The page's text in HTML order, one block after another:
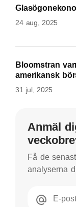
24 aug, 2025
Bloomstran
amerikansk
31 jul, 2025
Anmäl
Få de
analyserna
E-